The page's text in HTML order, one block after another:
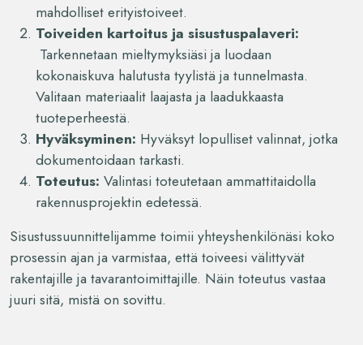
mahdolliset erityistoiveet.
Toiveiden kartoitus ja sisustuspalaveri:
Tarkennetaan mieltymyksiäsi ja luodaan
kokonaiskuva halutusta tyylistä ja tunnelmasta.
Valitaan materiaalit laajasta ja laadukkaasta
tuoteperheestä.
Hyväksyminen: Hyväksyt lopulliset valinnat, jotka
dokumentoidaan tarkasti.
Toteutus: Valintasi toteutetaan ammattitaidolla
rakennusprojektin edetessä.
Sisustussuunnittelijamme toimii yhteyshenkilönäsi koko
prosessin ajan ja varmistaa, että toiveesi välittyvät
rakentajille ja tavarantoimittajille. Näin toteutus vastaa
juuri sitä, mistä on sovittu.